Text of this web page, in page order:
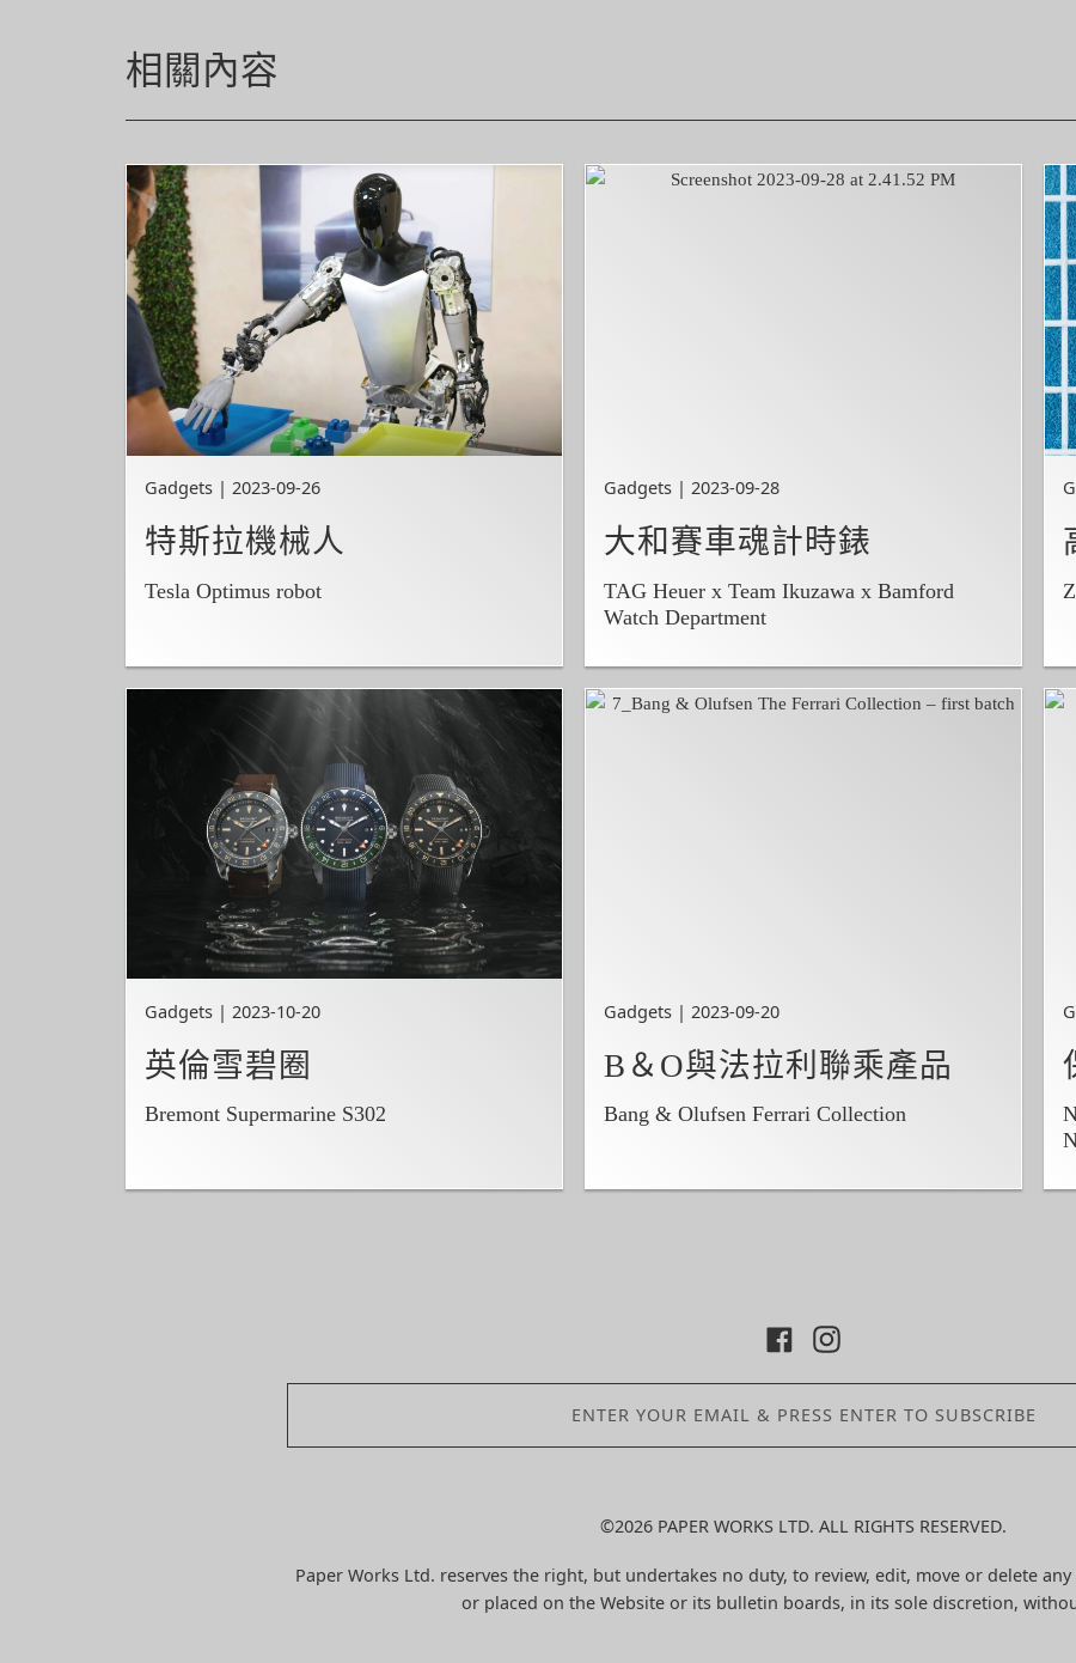
相關內容
Gadgets | 2023-09-26
特斯拉機械人
Tesla Optimus robot
Gadgets | 2023-09-28
大和賽車魂計時錶
TAG Heuer x Team Ikuzawa x Bamford
Watch Department
Gadgets | 2023-10-20
英倫雪碧圈
Bremont Supermarine S302
Gadgets | 2023-09-20
B＆O與法拉利聯乘產品
Bang & Olufsen Ferrari Collection
©2026 PAPER WORKS LTD. ALL RIGHTS RESERVED.
Paper Works Ltd. reserves the right, but undertakes no duty, to review, edit, move or delete
or placed on the Website or its bulletin boards, in its sole discretion,